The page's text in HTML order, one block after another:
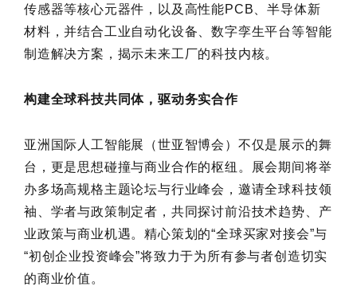
传感器等核心元器件，以及高性能PCB、半导体新
材料，并结合工业自动化设备、数字孪生平台等智能
制造解决方案，揭示未来工厂的科技内核。
构建全球科技共同体，驱动务实合作
亚洲国际人工智能展（世亚智博会）不仅是展示的舞
台，更是思想碰撞与商业合作的枢纽。展会期间将举
办多场高规格主题论坛与行业峰会，邀请全球科技领
袖、学者与政策制定者，共同探讨前沿技术趋势、产
业政策与商业机遇。精心策划的“全球买家对接会”与
“初创企业投资峰会”将致力于为所有参与者创造切实
的商业价值。